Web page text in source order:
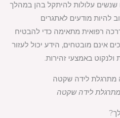
שנשים עלולות להיתקל בהן במהלך
להיות מודעים לאתגרים
רפואית מתאימה כדי להבטיח
אינם מובטחים, הידע יכול לעזור
באמצעי זהירות.
לידה שקטה